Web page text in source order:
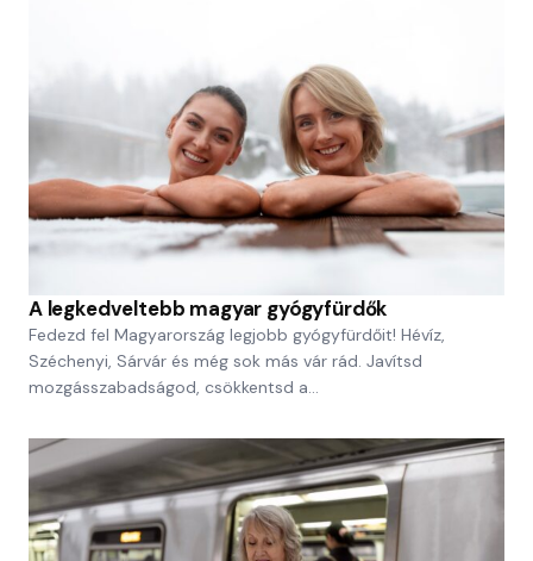
A legkedveltebb magyar gyógyfürdők
Fedezd fel Magyarország legjobb gyógyfürdőit! Hévíz,
Széchenyi, Sárvár és még sok más vár rád. Javítsd
mozgásszabadságod, csökkentsd a…